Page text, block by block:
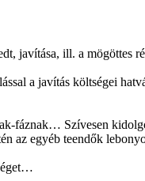
javítása, ill. a mögöttes
a javítás költségei
fáznak… Szívesen
az egyéb teendők